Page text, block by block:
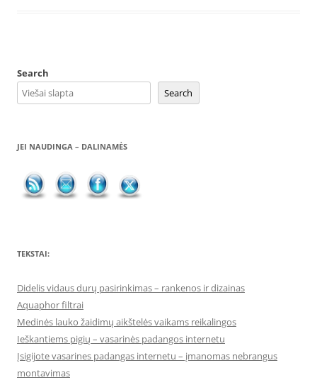
Search
Search
JEI NAUDINGA – DALINAMĖS
TEKSTAI:
Didelis vidaus durų pasirinkimas – rankenos ir dizainas
Aquaphor filtrai
Medinės lauko žaidimų aikštelės vaikams reikalingos
Ieškantiems pigių – vasarinės padangos internetu
Įsigijote vasarines padangas internetu – įmanomas nebrangus
montavimas